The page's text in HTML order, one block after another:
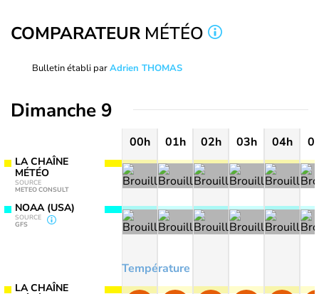
COMPARATEUR MÉTÉO
Bulletin établi parAdrien THOMAS
Dimanche 9
LA CHAÎNE
MÉTÉO
SOURCE
METEO CONSULT
NOAA (USA)
SOURCE
GFS
LA CHAÎNE
00h 01h 02h 03h 04h
Température